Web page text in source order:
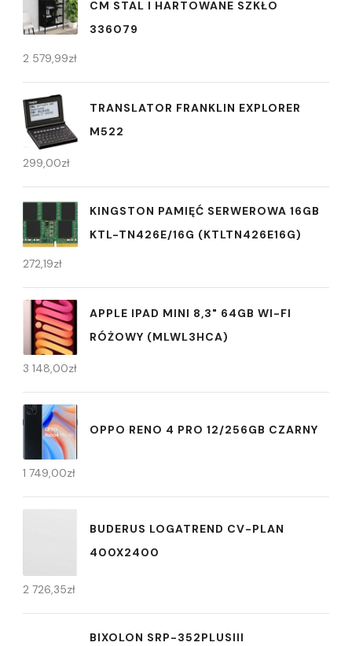
CM STAL I HARTOWANE SZKŁO
336079
2 579,99zł
TRANSLATOR FRANKLIN EXPLORER
M522
299,00zł
KINGSTON PAMIĘĆ SERWEROWA 16GB
KTL-TN426E/16G (KTLTN426E16G)
272,19zł
APPLE IPAD MINI 8,3" 64GB WI-FI
RÓŻOWY (MLWL3HCA)
3 148,00zł
OPPO RENO 4 PRO 12/256GB CZARNY
1 749,00zł
BUDERUS LOGATREND CV-PLAN
400X2400
2 726,35zł
BIXOLON SRP-352PLUSIII